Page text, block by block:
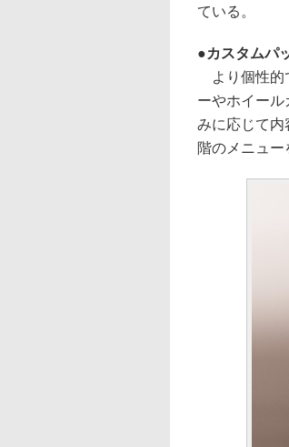
ている。
カスタムパ
より個性的
ーやホイー
みに応じて内
階のメニュー